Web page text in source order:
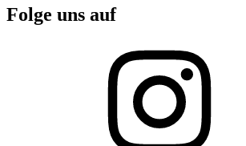
Folge uns auf